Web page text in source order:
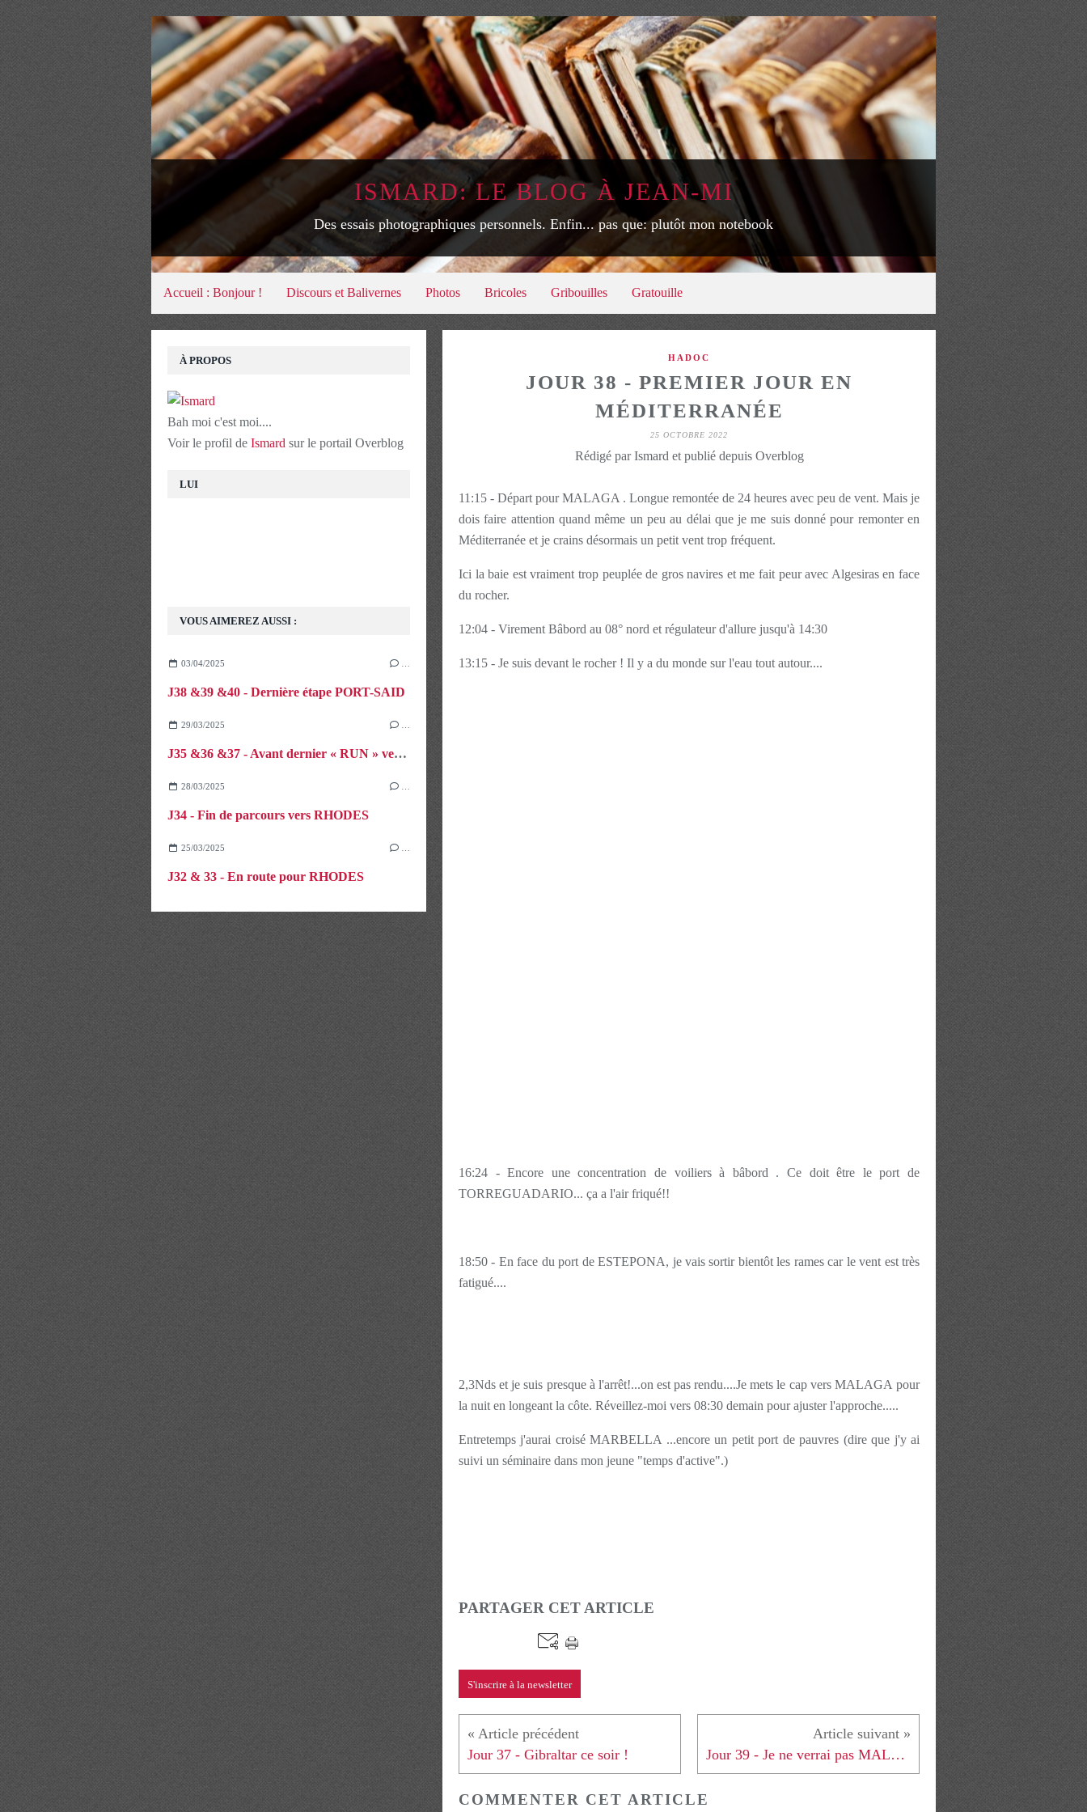
ISMARD: LE BLOG À JEAN-MI
Des essais photographiques personnels. Enfin... pas que: plutôt mon notebook
Accueil : Bonjour ! Discours et Balivernes Photos Bricoles Gribouilles Gratouille
HADOC
JOUR 38 - PREMIER JOUR EN
MÉDITERRANÉE
25 OCTOBRE 2022
Rédigé par Ismard et publié depuis Overblog
11:15 - Départ pour MALAGA . Longue remontée de 24 heures avec peu de vent. Mais je
dois faire attention quand même un peu au délai que je me suis donné pour remonter en
Méditerranée et je crains désormais un petit vent trop fréquent.
Ici la baie est vraiment trop peuplée de gros navires et me fait peur avec Algesiras en face
du rocher.
12:04 - Virement Bâbord au 08° nord et régulateur d'allure jusqu'à 14:30
13:15 - Je suis devant le rocher ! Il y a du monde sur l'eau tout autour....
16:24 - Encore une concentration de voiliers à bâbord . Ce doit être le port de
TORREGUADARIO... ça a l'air friqué!!
18:50 - En face du port de ESTEPONA, je vais sortir bientôt les rames car le vent est très
fatigué....
2,3Nds et je suis presque à l'arrêt!...on est pas rendu....Je mets le cap vers MALAGA pour
la nuit en longeant la côte. Réveillez-moi vers 08:30 demain pour ajuster l'approche.....
Entretemps j'aurai croisé MARBELLA ...encore un petit port de pauvres (dire que j'y ai
suivi un séminaire dans mon jeune "temps d'active".)
PARTAGER CET ARTICLE
S'inscrire à la newsletter
Jour 37 - Gibraltar ce soir ! Jour 39 - Je ne verrai pas MALAGA!
COMMENTER CET ARTICLE
À PROPOS
Bah moi c'est moi....
Voir le profil de Ismard sur le portail Overblog
VOUS AIMEREZ AUSSI :
03/04/2025
J38 &39 &40 - Dernière étape PORT-SAID
29/03/2025
J35 &36 &37 - Avant dernier « RUN » vers CHYPRE
28/03/2025
J34 - Fin de parcours vers RHODES
25/03/2025
J32 & 33 - En route pour RHODES
LUI